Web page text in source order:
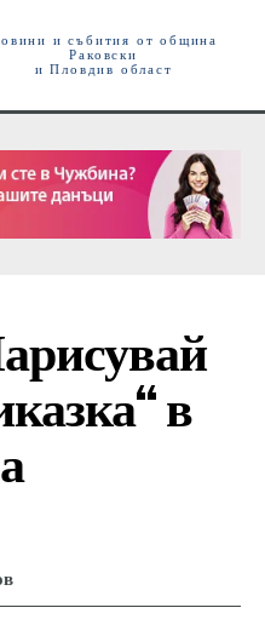
и събития от община
Раковски
и Пловдив област
в